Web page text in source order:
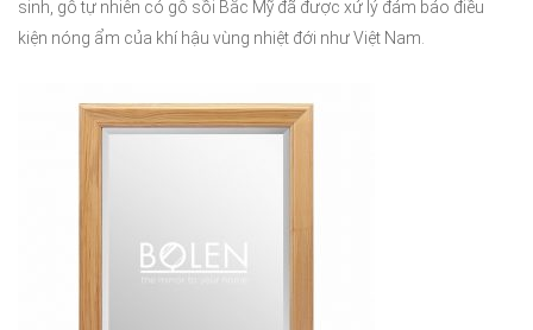
sinh, gỗ tự nhiên có gỗ sồi Bắc Mỹ đã được xử lý đảm bảo điều
kiện nóng ẩm của khí hậu vùng nhiệt đới như Việt Nam.